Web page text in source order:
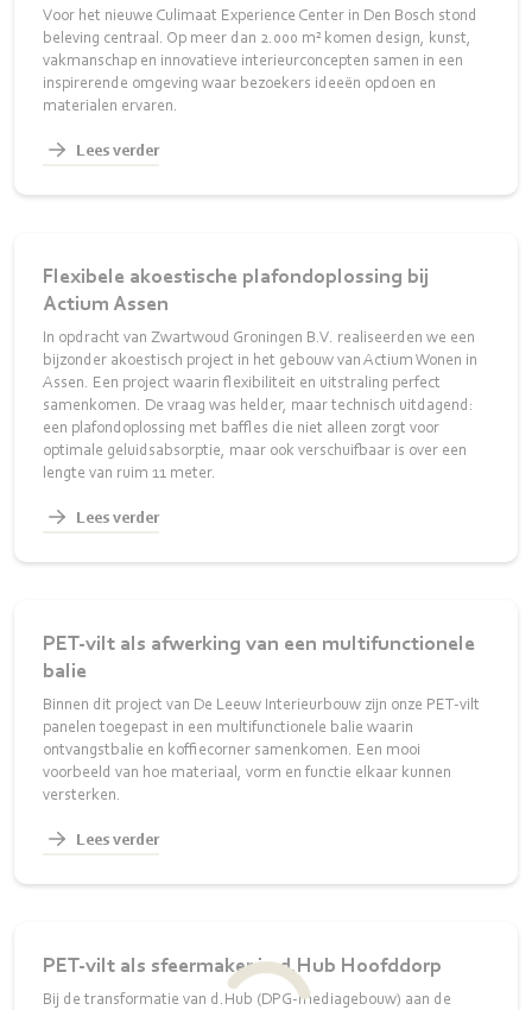
Voor het nieuwe Culimaat Experience Center in Den Bosch stond
beleving centraal. Op meer dan 2.000 m² komen design, kunst,
vakmanschap en innovatieve interieurconcepten samen in een
inspirerende omgeving waar bezoekers ideeën opdoen en
materialen ervaren.
Lees verder
Flexibele akoestische plafondoplossing bij
Actium Assen
In opdracht van Zwartwoud Groningen B.V. realiseerden we een
bijzonder akoestisch project in het gebouw van Actium Wonen in
Assen. Een project waarin flexibiliteit en uitstraling perfect
samenkomen. De vraag was helder, maar technisch uitdagend:
een plafondoplossing met baffles die niet alleen zorgt voor
optimale geluidsabsorptie, maar ook verschuifbaar is over een
lengte van ruim 11 meter.
Lees verder
PET‑vilt als afwerking van een multifunctionele
balie
Binnen dit project van De Leeuw Interieurbouw zijn onze PET‑vilt
panelen toegepast in een multifunctionele balie waarin
ontvangstbalie en koffiecorner samenkomen. Een mooi
voorbeeld van hoe materiaal, vorm en functie elkaar kunnen
versterken.
Lees verder
PET‑vilt als sfeermaker in d.Hub Hoofddorp
Bij de transformatie van d.Hub (DPG-mediagebouw) aan de